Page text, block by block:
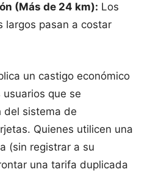
(Más de 24 km): Los
largos pasan a costar
un castigo económico
que se
del sistema de
Quienes utilicen una
(sin registrar a su
una tarifa duplicada